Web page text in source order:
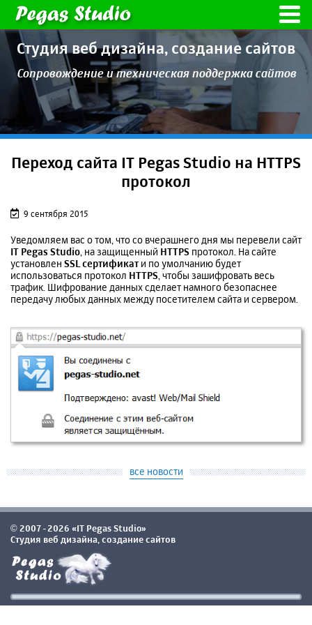
Студия веб дизайна, создание сайтов
Сопровождение и техническая поддержка сайтов
Переход сайта IT Pegas Studio на HTTPS
протокол
9 сентября 2015
Уведомляем вас о том, что со вчерашнего дня мы перевели сайт
IT Pegas Studio , на защищенный HTTPS протокол. На сайте
установлен SSL сертификати по умолчанию будет
использоваться протокол HTTPS , чтобы зашифровать весь
трафик. Шифрование данных сделает намного безопаснее
передачу любых данных между посетителем сайта и сервером.
все новости
© 2007-2026 «IT Pegas Studio»
Студия веб дизайна, создание сайтов